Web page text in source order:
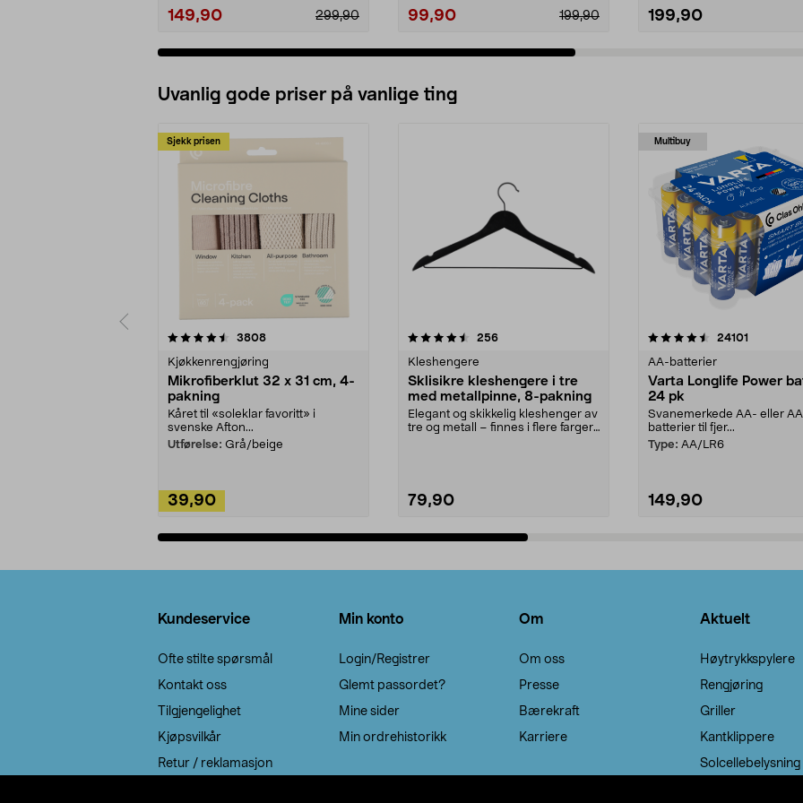
149,90 299,90 99,90 199,90 199,90
Uvanlig gode priser på vanlige ting
Sjekk prisen
3808anmeldelser
Kjøkkenrengjøring
Mikrofiberklut 32 x 31 cm, 4-
pakning
Kåret til «soleklar favoritt» i
svenske Afton...
Utførelse: Grå/beige
39,90
4.5av 5 stjerner 256anmeldelser
Kleshengere
Sklisikre kleshengere i tre
med metallpinne, 8-pakning
Elegant og skikkelig kleshenger av
tre og metall – finnes i flere farger.
79,90
Multibuy
4.5av 5 stjerner 24101
AA-batterier
Varta Longlife Power
24 pk
Svanemerkede AA- eller
batterier til fjer...
Type: AA/LR6
149,90
4.5av 5 stjerner
Kundeservice
Ofte stilte spørsmål
Kontakt oss
Tilgjengelighet
Kjøpsvilkår
Retur / reklamasjon
Min konto
Login/Registrer
Glemt passordet?
Mine sider
Min ordrehistorikk
Om
Om oss
Presse
Bærekraft
Karriere
Aktuelt
Høytrykkspylere
Rengjøring
Griller
Kantklippere
Solcellebelysning